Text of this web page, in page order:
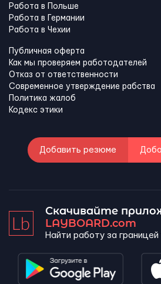
Работа в Польше
Работа в Германии
Работа в Чехии
Публичная оферта
Как мы проверяем работодателей
Отказ от ответственности
Современное утверждение рабства
Политика жалоб
Кодекс этики
Добавить резюме
Скачивайте
LAYBOARD.com
Найти работу за